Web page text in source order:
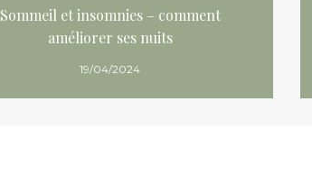
Sommeil et insomnies – comment
améliorer ses nuits
19/04/2024